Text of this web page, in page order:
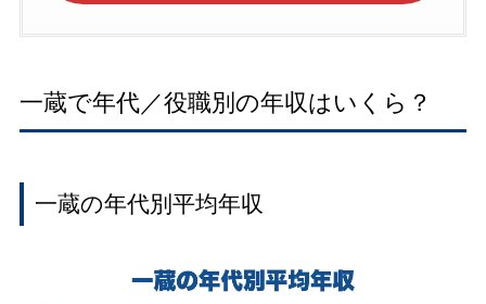
一蔵で年代／役職別の年収はいくら？
一蔵の年代別平均年収